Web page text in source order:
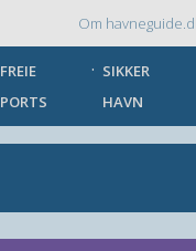
Om
FREIE
PORTS
SIKKER
HAVN